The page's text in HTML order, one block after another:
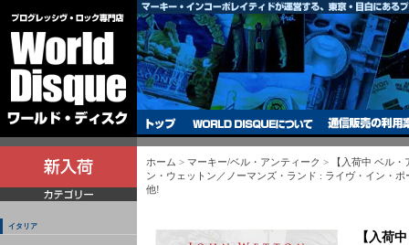
イタリア
ホーム > マーキー/ベル・アンティーク >
【入荷中 ベル
ン・ウェットン／ノーマンズ・ランド : ライヴ・イン・
他!
【入荷